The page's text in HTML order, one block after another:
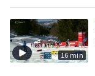
16 min